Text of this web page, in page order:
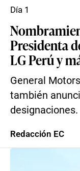
Presidenta
LG Perú y
General
también
designaciones.
Día 1
Redacción EC